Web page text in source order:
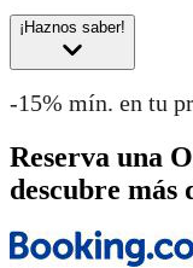
¡Haznos saber!
-15% mín. en tu
Reserva una
descubre más